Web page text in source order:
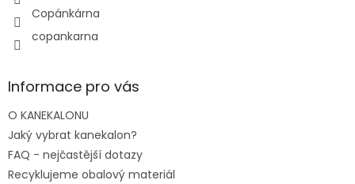
Copánkárna
copankarna
Informace pro vás
O KANEKALONU
Jaký vybrat kanekalon?
FAQ - nejčastější dotazy
Recyklujeme obalový materiál